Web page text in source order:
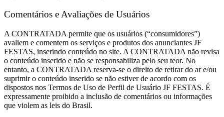
Comentários e Avaliações de Usuários
A CONTRATADA permite que os usuários (“consumidores”)
avaliem e comentem os serviços e produtos dos anunciantes JF
FESTAS, inserindo conteúdo no site. A CONTRATADA não revisa
o conteúdo inserido e não se responsabiliza pelo seu teor. No
entanto, a CONTRATADA reserva-se o direito de retirar do ar e/ou
suprimir o conteúdo inserido se não estiver de acordo com os
dispostos nos Termos de Uso de Perfil de Usuário JF FESTAS. É
expressamente proibido a inclusão de comentários ou informações
que violem as leis do Brasil.